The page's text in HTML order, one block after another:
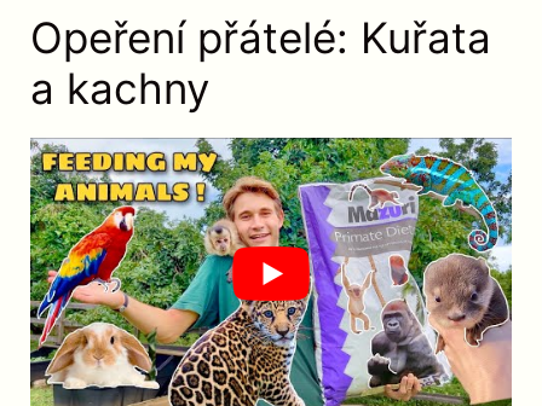
Opeření přátelé: Kuřata
a kachny